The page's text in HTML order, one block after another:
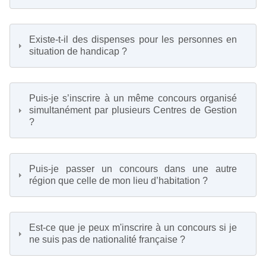
Existe-t-il des dispenses pour les personnes en
situation de handicap ?
Puis-je s’inscrire à un même concours organisé
simultanément par plusieurs Centres de Gestion
?
Puis-je passer un concours dans une autre
région que celle de mon lieu d’habitation ?
Est-ce que je peux m'inscrire à un concours si je
ne suis pas de nationalité française ?